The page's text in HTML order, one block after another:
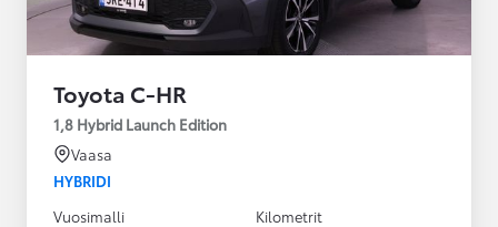
Toyota C-HR
1,8 Hybrid Launch Edition
Vaasa
HYBRIDI
Vuosimalli
Kilometrit